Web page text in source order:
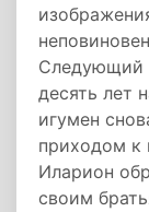
Следующий
десять лет
игумен
приходом к
Иларион
своим